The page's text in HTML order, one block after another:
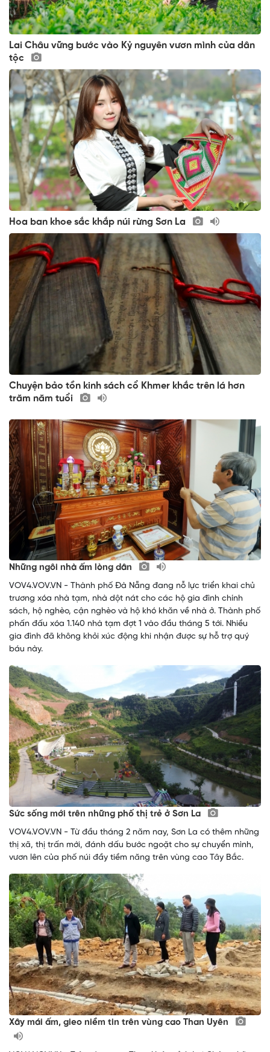
Lai Châu vững bước vào Kỷ nguyên vươn mình của dân
tộc
Hoa ban khoe sắc khắp núi rừng Sơn La
Chuyện bảo tồn kinh sách cổ Khmer khắc trên lá hơn
trăm năm tuổi
Những ngôi nhà ấm lòng dân
VOV4.VOV.VN - Thành phố Đà Nẵng đang nỗ lực triển khai chủ
trương xóa nhà tạm, nhà dột nát cho các hộ gia đình chính
sách, hộ nghèo, cận nghèo và hộ khó khăn về nhà ở. Thành phố
phấn đấu xóa 1.140 nhà tạm đợt 1 vào đầu tháng 5 tới. Nhiều
gia đình đã không khỏi xúc động khi nhận được sự hỗ trợ quý
báu này.
Sức sống mới trên những phố thị trẻ ở Sơn La
VOV4.VOV.VN - Từ đầu tháng 2 năm nay, Sơn La có thêm những
thị xã, thị trấn mới, đánh dấu bước ngoặt cho sự chuyển mình,
vươn lên của phố núi đầy tiềm năng trên vùng cao Tây Bắc.
Xây mái ấm, gieo niềm tin trên vùng cao Than Uyên